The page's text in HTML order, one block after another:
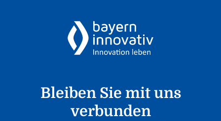
Bleiben Sie mit uns
verbunden